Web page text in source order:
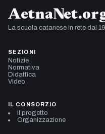
La scuola catanese in rete dal
SEZIONI
Notizie
Normativa
Didattica
Video
IL CONSORZIO
Il progetto
Organizzazione